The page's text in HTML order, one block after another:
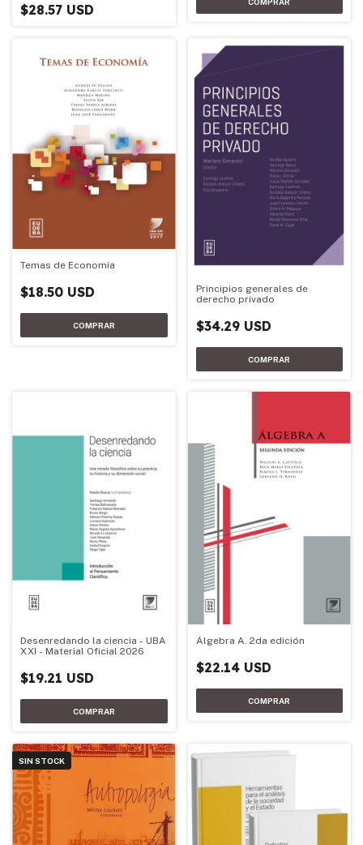
$28.57 USD
Temas de Economía
$18.50 USD
Principios generales de
derecho privado
$34.29 USD
Desenredando la ciencia - UBA
XXI - Material Oficial 2026
$19.21 USD
Álgebra A. 2da edición
$22.14 USD
SIN STOCK